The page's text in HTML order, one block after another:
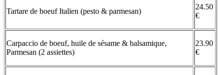
Tartare de boeuf Italien (pesto & parmesan)
24.50
€
Carpaccio de boeuf, huile de sésame & balsamique,
Parmesan (2 assiettes)
23.90
€